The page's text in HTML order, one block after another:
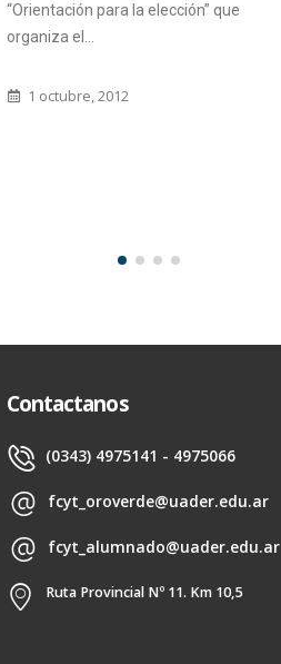
“Orientación para la elección” que
organiza el...
1 octubre, 2012
Contactanos
(0343) 4975141 - 4975066
fcyt_oroverde@uader.edu.ar
fcyt_alumnado@uader.edu.ar
Ruta Provincial Nº 11. Km 10,5